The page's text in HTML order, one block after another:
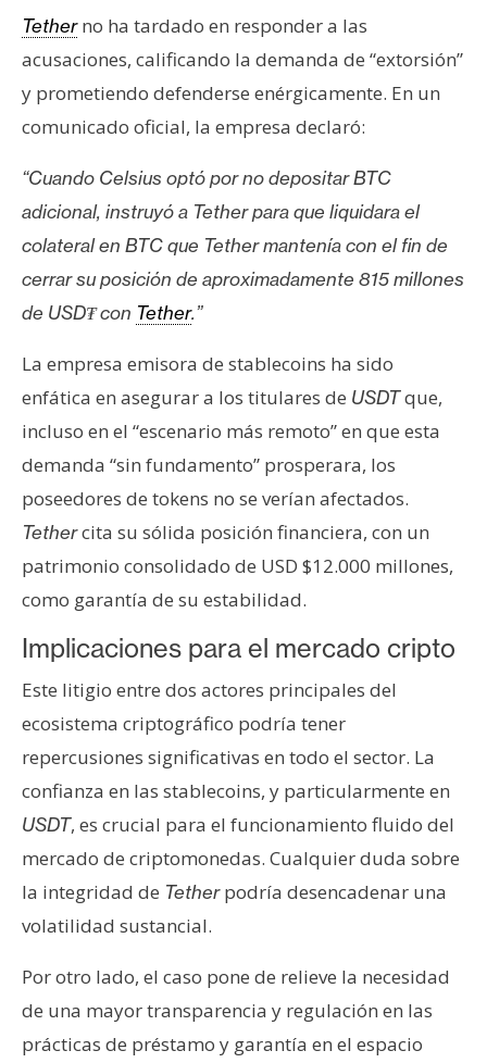
Tetherno ha tardado en responder a las
acusaciones, calificando la demanda de “extorsión”
y prometiendo defenderse enérgicamente. En un
comunicado oficial, la empresa declaró:
“Cuando Celsius optó por no depositar BTC
adicional, instruyó a Tether para que liquidara el
colateral en BTC que Tether mantenía con el fin de
cerrar su posición de aproximadamente 815 millones
de USD₮ con Tether.”
La empresa emisora de stablecoins ha sido
enfática en asegurar a los titulares de USDTque,
incluso en el “escenario más remoto” en que esta
demanda “sin fundamento” prosperara, los
poseedores de tokens no se verían afectados.
Tethercita su sólida posición financiera, con un
patrimonio consolidado de USD $12.000 millones,
como garantía de su estabilidad.
Implicaciones para el mercado cripto
Este litigio entre dos actores principales del
ecosistema criptográfico podría tener
repercusiones significativas en todo el sector. La
confianza en las stablecoins, y particularmente en
USDT, es crucial para el funcionamiento fluido del
mercado de criptomonedas. Cualquier duda sobre
la integridad de Tetherpodría desencadenar una
volatilidad sustancial.
Por otro lado, el caso pone de relieve la necesidad
de una mayor transparencia y regulación en las
prácticas de préstamo y garantía en el espacio